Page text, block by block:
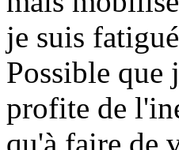
je suis
Possible que
profite de
qu'à faire de